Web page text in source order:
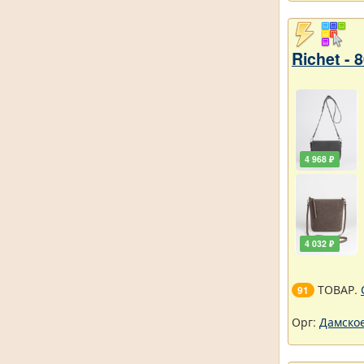
Richet -
4 968 ₽
4 032 ₽
91 ТОВАР.
Орг: